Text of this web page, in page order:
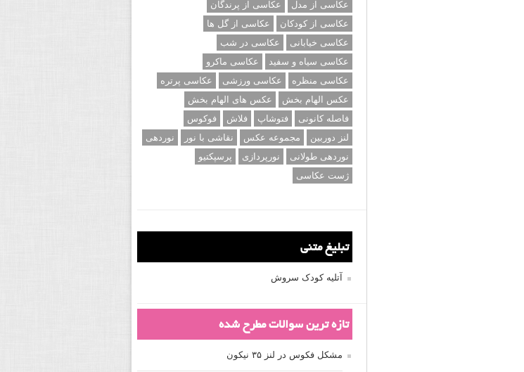
عکاسی از مدل
عکاسی از پرندگان
عکاسی از کودکان
عکاسی از گل ها
عکاسی خیابانی
عکاسی در شب
عکاسی سیاه و سفید
عکاسی ماکرو
عکاسی منظره
عکاسی ورزشی
عکاسی پرتره
عکس الهام بخش
عکس های الهام بخش
فاصله کانونی
فتوشاپ فلاش
فوکوس
لنز دوربین
مجموعه عکس نقاشی با نور
نوردهی
نوردهی طولانی
نورپردازی
پرسپکتیو
ژست عکاسی
تبلیغ متنی
آتلیه کودک سروش
تازه ترین سوالات مطرح شده
مشکل فکوس در لنز ۳۵ نیکون